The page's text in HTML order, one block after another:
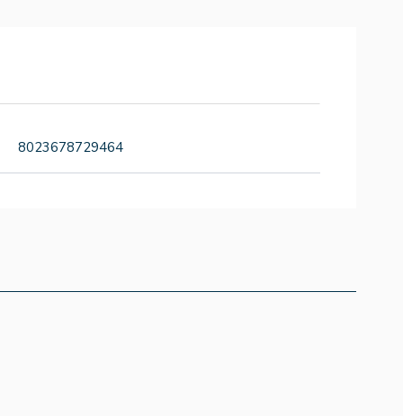
8023678729464